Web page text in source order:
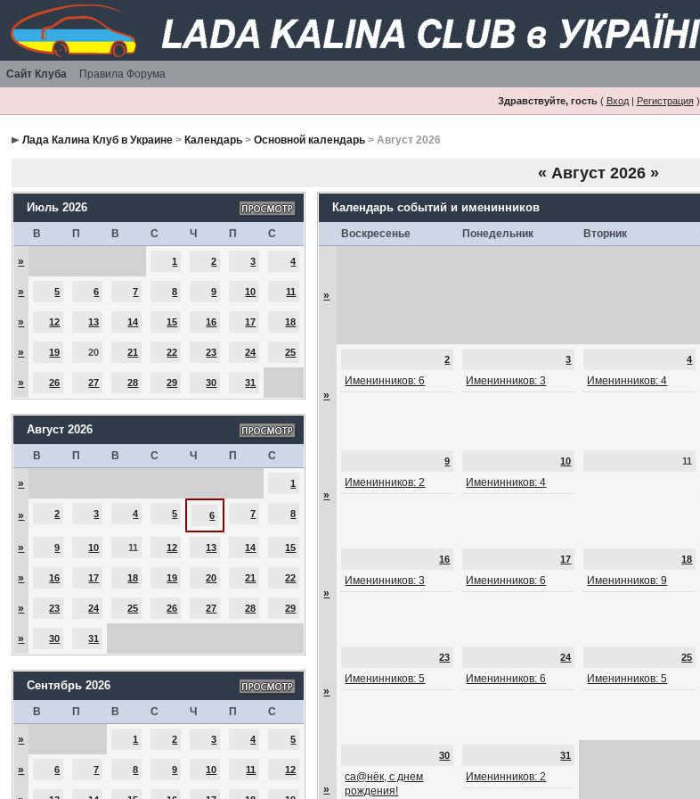
Сайт Клуба Правила Форума
Здравствуйте, гость( Вход| Регистрация)
Лада Калина Клуб в Украине > Календарь >Основной календарь > Август 2026
« Август 2026 »
Июль 2026
В П В С Ч П С
» 1 2 3 4
» 5 6 7 8 9 10 11
» 12 13 14 15 16 17 18
» 19 20 21 22 23 24 25
» 26 27 28 29 30 31
Август 2026
В П В С Ч П С
» 1
» 2 3 4 5 6 7 8
» 9 10 11 12 13 14 15
» 16 17 18 19 20 21 22
» 23 24 25 26 27 28 29
» 30 31
Сентябрь 2026
В П В С Ч П С
» 1 2 3 4 5
» 6 7 8 9 10 11 12
Календарь событий и именинников
Воскресенье Понедельник Вторник
»
»
2
Именинников: 6
3
Именинников: 3
4
Именинников: 4
»
9
Именинников: 2
10
Именинников: 4
11
»
16
Именинников: 3
17
Именинников: 6
18
Именинников: 9
»
23
Именинников: 5
24
Именинников: 6
25
Именинников: 5
»
30
са@нёк, с днем
рождения!
31
Именинников: 2